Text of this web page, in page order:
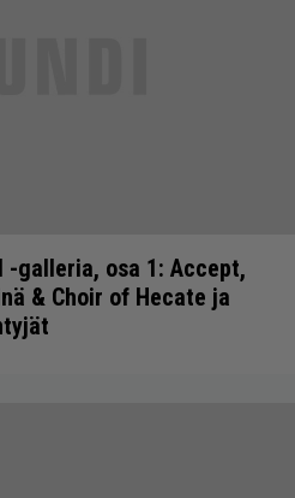
galleria, osa 1: Accept,
& Choir of Hecate ja